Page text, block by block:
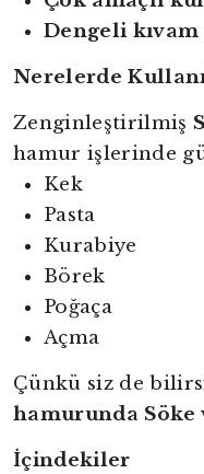
Dengeli kıvam
Nerelerde
Zenginleştirilmiş
hamur işlerinde
Kek
Pasta
Kurabiye
Börek
Poğaça
Açma
Çünkü siz de
hamurunda Söke
İçindekiler